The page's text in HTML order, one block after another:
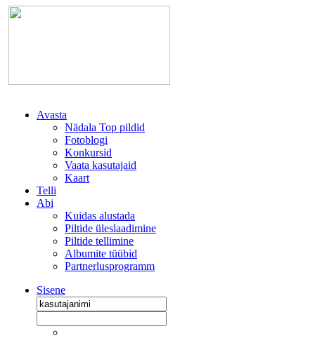
Avasta
Nädala Top pildid
Fotoblogi
Konkursid
Vaata kasutajaid
Kaart
Telli
Abi
Kuidas alustada
Piltide üleslaadimine
Piltide tellimine
Albumite tüübid
Partnerlusprogramm
Sisene